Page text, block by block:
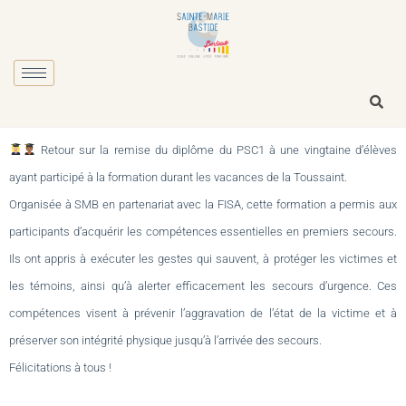
Retour sur la remise du diplôme du PSC1 à une vingtaine d’élèves
ayant participé à la formation durant les vacances de la Toussaint.
Organisée à SMB en partenariat avec la FISA, cette formation a permis aux
participants d’acquérir les compétences essentielles en premiers secours.
Ils ont appris à exécuter les gestes qui sauvent, à protéger les victimes et
les témoins, ainsi qu’à alerter efficacement les secours d’urgence. Ces
compétences visent à prévenir l’aggravation de l’état de la victime et à
préserver son intégrité physique jusqu’à l’arrivée des secours.
Félicitations à tous !